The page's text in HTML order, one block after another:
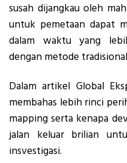
susah dijangkau oleh
untuk pemetaan dapat
dalam waktu yang
dengan metode
Dalam artikel Global
membahas lebih rinci
mapping serta kenapa
jalan keluar brilian
insvestigasi.